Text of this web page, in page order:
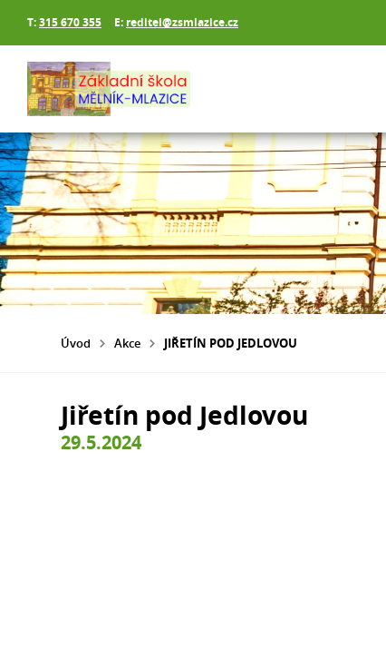
T:315 670 355 E: reditel@zsmlazice.cz
Úvod Akce JIŘETÍN POD JEDLOVOU
Jiřetín pod Jedlovou
29.5.2024